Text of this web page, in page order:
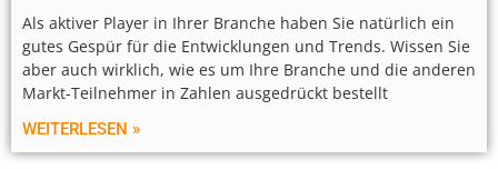
Als aktiver Player in Ihrer Branche haben Sie natürlich ein
gutes Gespür für die Entwicklungen und Trends. Wissen Sie
aber auch wirklich, wie es um Ihre Branche und die anderen
Markt-Teilnehmer in Zahlen ausgedrückt bestellt
WEITERLESEN »